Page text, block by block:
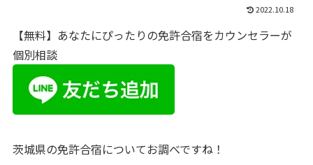
2022.10.18
【無料】あなたにぴったりの免許合宿をカウンセラーが
個別相談
茨城県の免許合宿についてお調べですね！